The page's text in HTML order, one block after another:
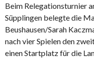
Beim Relegationsturnier
Süpplingen belegte die
Beushausen/Sarah
nach vier Spielen den
einen Startplatz für die